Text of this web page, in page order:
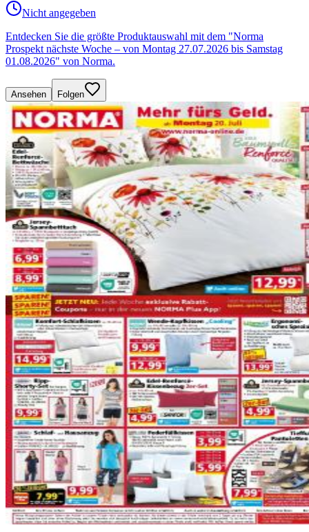
Nicht angegeben
Entdecken Sie die größte Produktauswahl mit dem "Norma
Prospekt nächste Woche – von Montag 27.07.2026 bis Samstag
01.08.2026" von Norma.
Ansehen Folgen